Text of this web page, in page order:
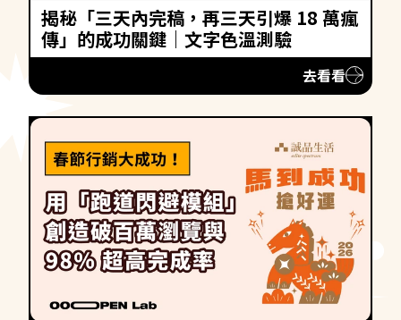
揭秘「三天內完稿，再三天引爆 18 萬瘋
傳」的成功關鍵｜文字色溫測驗
去看看